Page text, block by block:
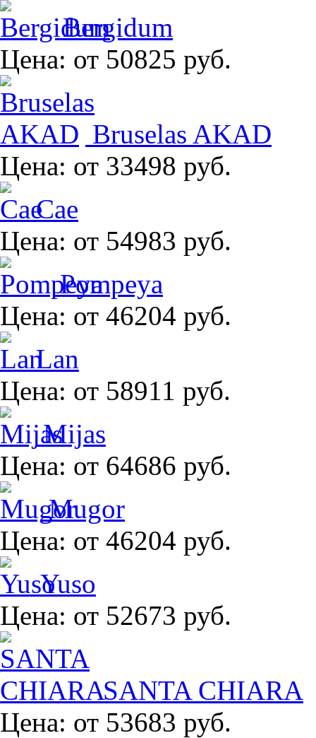
Bergidum
Цена: от 50825 руб.
Bruselas AKAD
Цена: от 33498 руб.
Cae
Цена: от 54983 руб.
Pompeya
Цена: от 46204 руб.
Lan
Цена: от 58911 руб.
Mijas
Цена: от 64686 руб.
Mugor
Цена: от 46204 руб.
Yuso
Цена: от 52673 руб.
SANTA CHIARA
Цена: от 53683 руб.